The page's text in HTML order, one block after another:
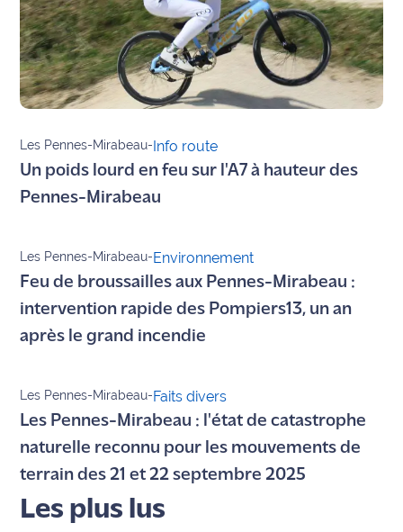
Météo
Politique
Santé
Social
Transport
International
Contenus
Partenaires
L'invité(e)
de la
rédaction
Les Pennes-Mirabeau- Info route
Un poids lourd en feu sur l'A7 à hauteur des
Pennes-Mirabeau
Les Pennes-Mirabeau-Environnement
Feu de broussailles aux Pennes-Mirabeau :
intervention rapide des Pompiers13, un an
après le grand incendie
Les Pennes-Mirabeau-Faits divers
Les Pennes-Mirabeau : l'état de catastrophe
naturelle reconnu pour les mouvements de
terrain des 21 et 22 septembre 2025
Les plus lus